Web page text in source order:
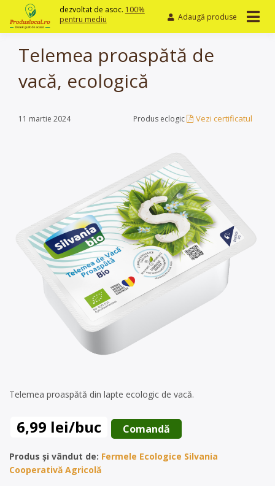
content
dezvoltat de asoc. 100%
pentru mediu
Adaugă produse
Telemea proaspătă de
vacă, ecologică
11 martie 2024 Produs eclogic Vezi certificatul
Telemea proaspătă din lapte ecologic de vacă.
6,99 lei/buc Comandă
Produs și vândut de: Fermele Ecologice Silvania
Cooperativă Agricolă